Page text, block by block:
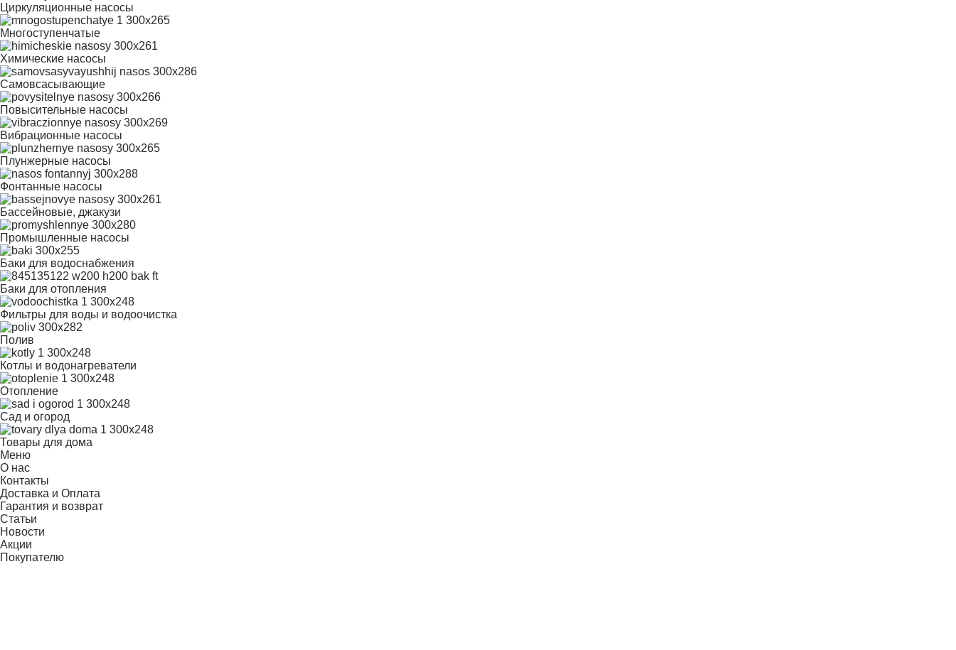
Циркуляционные насосы
Многоступенчатые
Химические насосы
Самовсасывающие
Повысительные насосы
Вибрационные насосы
Плунжерные насосы
Фонтанные насосы
Бассейновые, джакузи
Промышленные насосы
Баки для водоснабжения
Баки для отопления
Фильтры для воды и водоочистка
Полив
Котлы и водонагреватели
Отопление
Сад и огород
Товары для дома
Меню
О нас
Контакты
Доставка и Оплата
Гарантия и возврат
Статьи
Новости
Акции
Покупателю